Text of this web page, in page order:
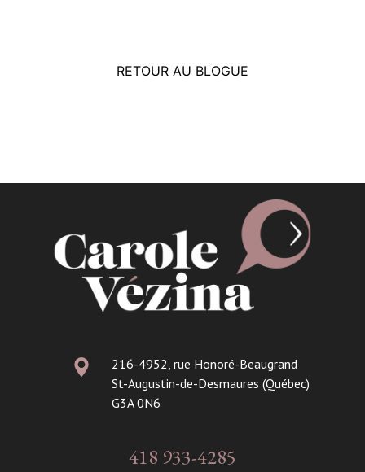
RETOUR AU BLOGUE
216-4952, rue Honoré-Beaugrand
St-Augustin-de-Desmaures (Québec)
G3A 0N6
418 933-4285